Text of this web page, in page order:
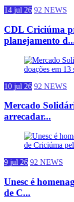
14 jul 26 92 NEWS
CDL Criciúma
planejamento
10 jul 26 92 NEWS
Mercado
arrecadar...
9 jul 26 92 NEWS
Unesc é
de C...